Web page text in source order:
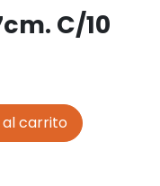
C/10
carrito